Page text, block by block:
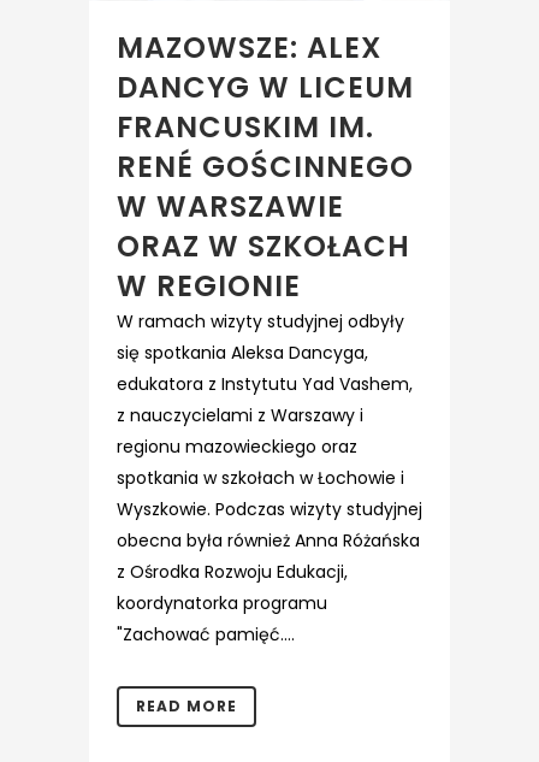
MAZOWSZE: ALEX
DANCYG W LICEUM
FRANCUSKIM IM.
RENÉ GOŚCINNEGO
W WARSZAWIE
ORAZ W SZKOŁACH
W REGIONIE
W ramach wizyty studyjnej odbyły
się spotkania Aleksa Dancyga,
edukatora z Instytutu Yad Vashem,
z nauczycielami z Warszawy i
regionu mazowieckiego oraz
spotkania w szkołach w Łochowie i
Wyszkowie. Podczas wizyty studyjnej
obecna była również Anna Różańska
z Ośrodka Rozwoju Edukacji,
koordynatorka programu
"Zachować pamięć....
READ MORE